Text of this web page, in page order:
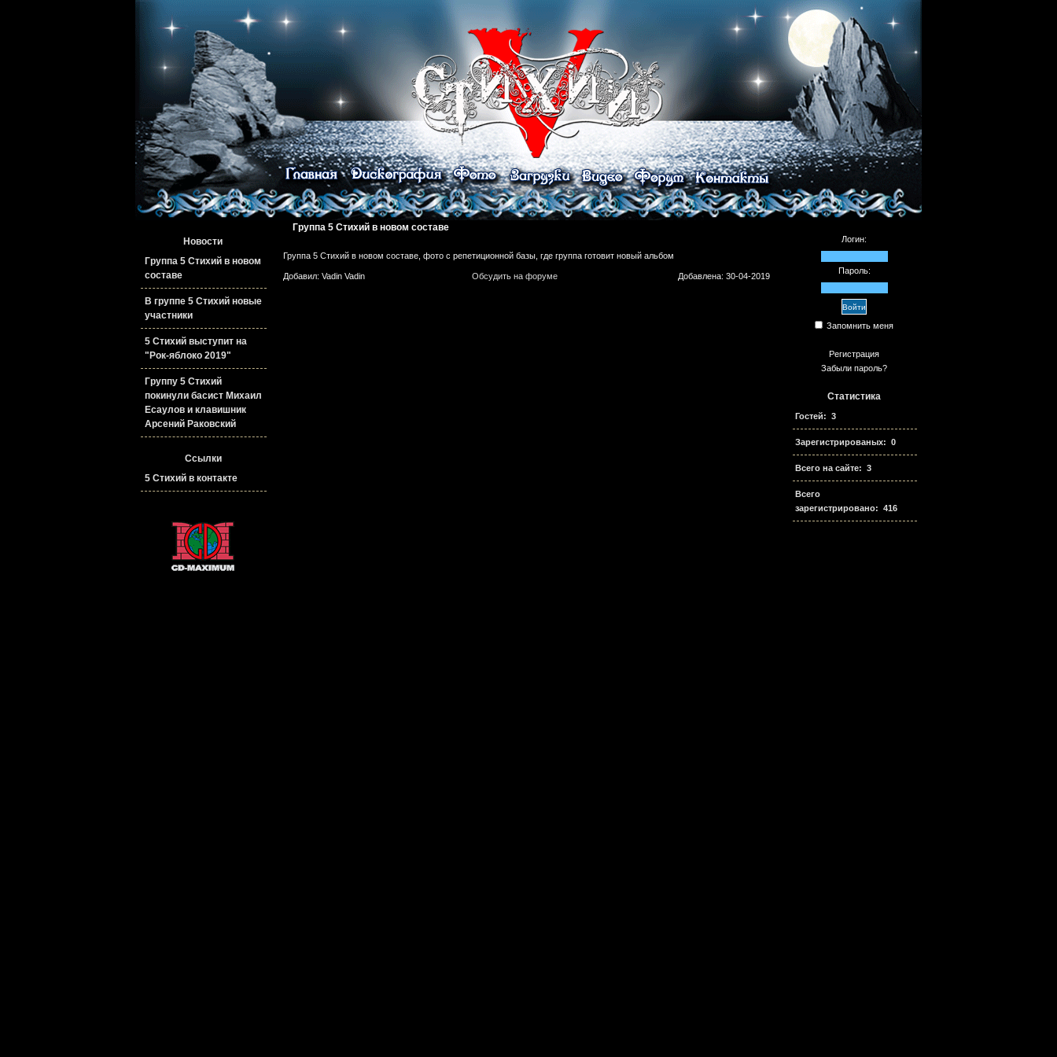
Группа 5 Стихий в новом составе
Группа 5 Стихий в новом составе, фото с репетиционной базы, где группа готовит новый альбом
Добавил: Vadin Vadin Обсудить на форуме Добавлена: 30-04-2019
Новости
Группа 5 Стихий в новом
составе
В группе 5 Стихий новые
участники
5 Стихий выступит на
"Рок-яблоко 2019"
Группу 5 Стихий
покинули басист Михаил
Есаулов и клавишник
Арсений Раковский
Ссылки
5 Стихий в контакте
Логин:
Пароль:
Запомнить меня
Регистрация
Забыли пароль?
Статистика
Гостей: 3
Зарегистрированых: 0
Всего на сайте: 3
Всего
зарегистрировано: 416